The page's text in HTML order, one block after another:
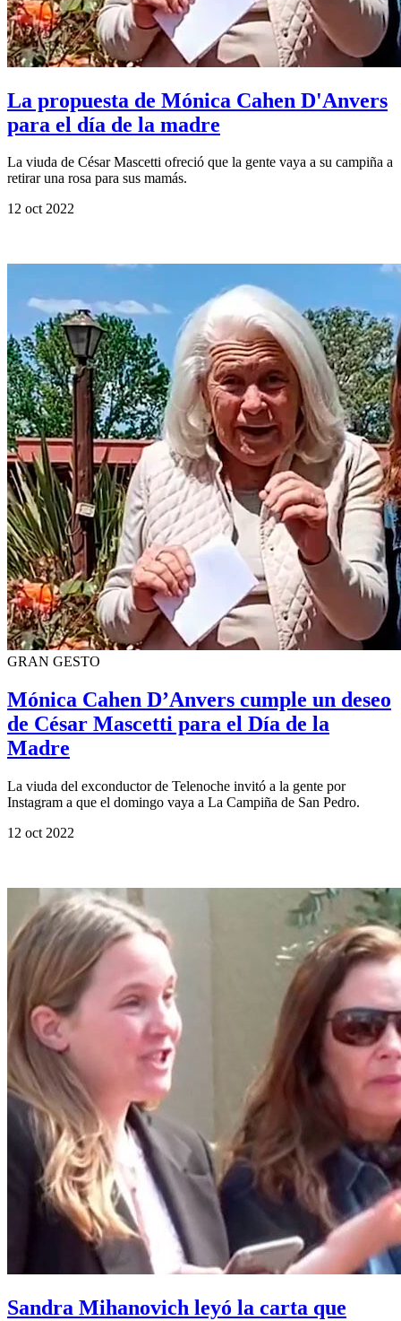
La propuesta de Mónica Cahen D'Anvers
para el día de la madre
La viuda de César Mascetti ofreció que la gente vaya a su campiña a
retirar una rosa para sus mamás.
12 oct 2022
GRAN GESTO
Mónica Cahen D’Anvers cumple un deseo
de César Mascetti para el Día de la
Madre
La viuda del exconductor de Telenoche invitó a la gente por
Instagram a que el domingo vaya a La Campiña de San Pedro.
12 oct 2022
Sandra Mihanovich leyó la carta que